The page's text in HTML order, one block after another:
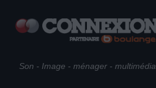
Son - Image - ménager - multimédia